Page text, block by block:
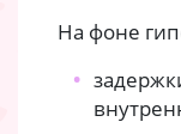
На фоне